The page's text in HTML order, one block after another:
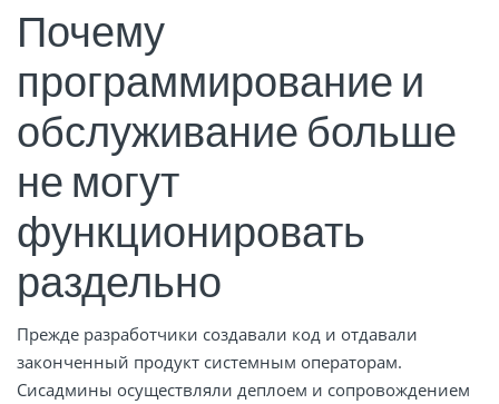
Почему
программирование и
обслуживание больше
не могут
функционировать
раздельно
Прежде разработчики создавали код и отдавали
законченный продукт системным операторам.
Сисадмины осуществляли деплоем и сопровождением